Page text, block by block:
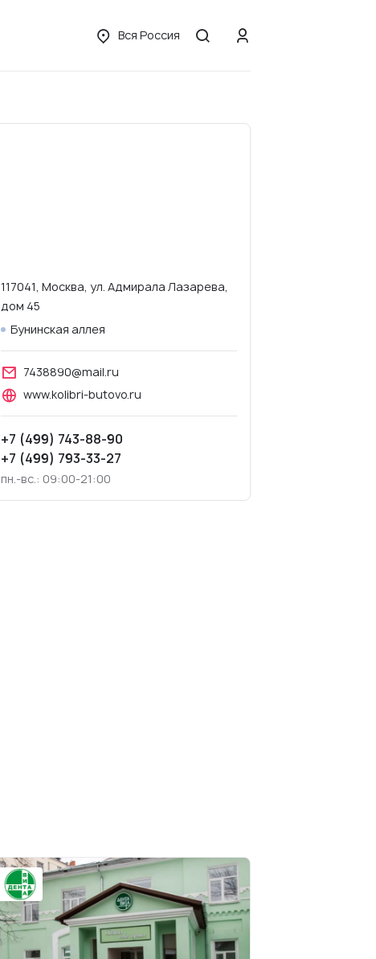
Вся Россия
117041, Москва, ул. Адмирала Лазарева,
дом 45
Бунинская аллея
7438890@mail.ru
www.kolibri-butovo.ru
+7 (499) 743-88-90
+7 (499) 793-33-27
пн.-вс.: 09:00-21:00